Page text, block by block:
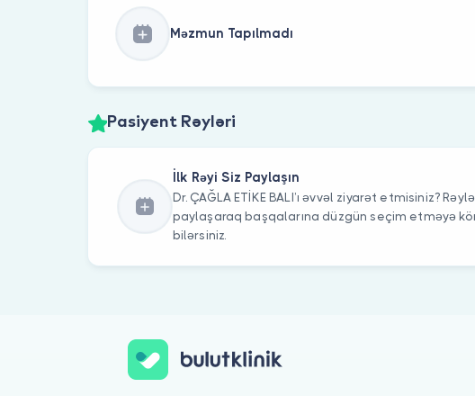
Məzmun Tapılmadı
Pasiyent Rəyləri
İlk Rəyi Siz Paylaşın
Dr. ÇAĞLA ETİKE BALI’ı əvvəl ziyarət etmisiniz?
paylaşaraq başqalarına düzgün seçim etməyə
bilərsiniz.